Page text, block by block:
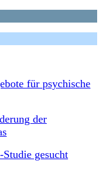
für psychische
der
gesucht